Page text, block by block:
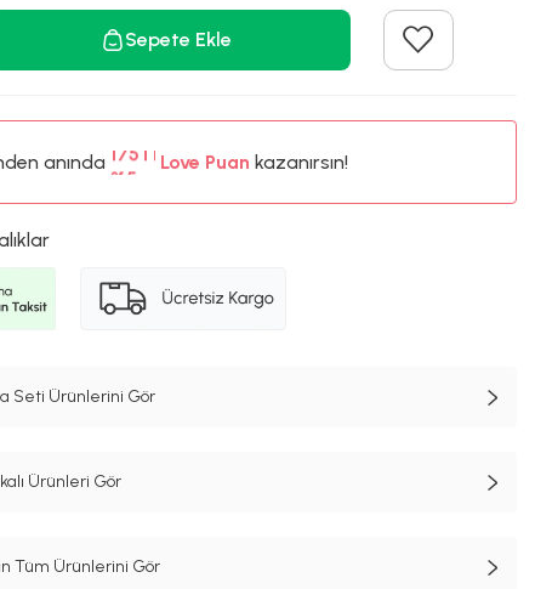
Sepete Ekle
anında %5
%5
Love Puankazanırsın!
Seti Ürünlerini Gör
Ürünleri Gör
Tüm Ürünlerini Gör